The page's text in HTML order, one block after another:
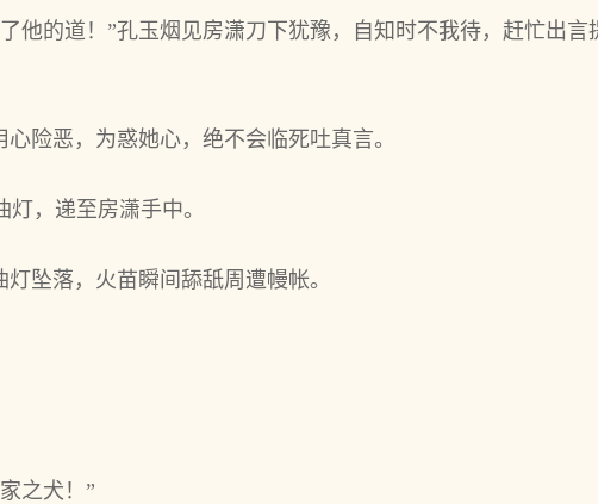
他的道！”孔玉烟见房潇刀下犹豫，自知时不我待，赶忙出言
险恶，为惑她心，绝不会临死吐真言。
，递至房潇手中。
坠落，火苗瞬间舔舐周遭幔帐。
之犬！”